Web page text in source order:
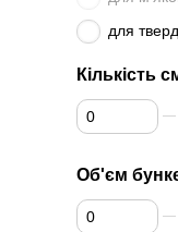
для
Кількість
Від Кількість
До Кількість
Об'єм
Від Об'єм
До Об'єм